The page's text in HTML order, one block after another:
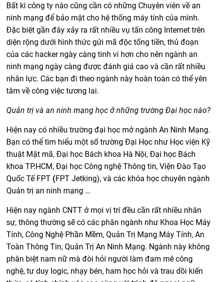
Bất kì công ty nào cũng cần có những Chuyên viên về an
ninh mạng để bảo mật cho hệ thống máy tính của mình.
Đặc biệt gần đây xảy ra rất nhiều vụ tấn công Internet trên
diện rộng dưới hình thức gửi mã độc tống tiền, thủ đoạn
của các hacker ngày càng tinh vi hơn cho nên ngành an
ninh mạng ngày càng được đánh giá cao và cần rất nhiều
nhân lực. Các bạn đi theo ngành này hoàn toàn có thể yên
tâm về công việc tương lai.
Quản trị và an ninh mạng học ở những trường Đại học nào?
Hiện nay có nhiều trường đại học mở ngành An Ninh Mạng.
Bạn có thể tìm hiểu một số trường Đại Học như Học viện Kỹ
thuật Mật mã, Đại học Bách khoa Hà Nội, Đại học Bách
khoa TP.HCM, Đại học Công nghệ Thông tin, Viện Đào Tạo
Quốc Tế FPT (FPT Jetking), và các khóa học chuyên ngành
Quản trị an ninh mạng …
Hiện nay ngành CNTT ở mọi vị trí đều cần rất nhiều nhân
sự, thông thường sẽ có các phân ngành như Khoa Học Máy
Tính, Công Nghệ Phần Mềm, Quản Trị Mạng Máy Tính, An
Toàn Thông Tin, Quản Trị An Ninh Mạng. Ngành này không
phân biệt nam nữ mà đòi hỏi người làm đam mê công
nghệ, tư duy logic, nhạy bén, ham học hỏi và trau dồi kiến